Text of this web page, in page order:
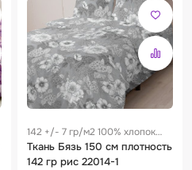
142 +/- 7 гр/м2 100% хлопок
0.29 м
Ткань Бязь 150 см плотность
142 гр рис 22014-1